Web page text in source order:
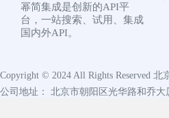
幂简集成是创新的API平
台，一站搜索、试用、集成
国内外API。
Copyright © 2024 All Rights Reserved 北
公司地址： 北京市朝阳区光华路和乔大